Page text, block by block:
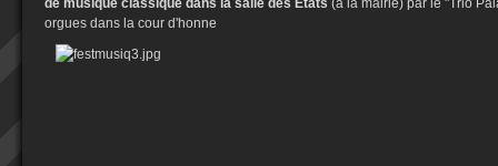
de musique classique dans la salle des Etats (à la mairie) par le "Trio
orgues dans la cour d'honne